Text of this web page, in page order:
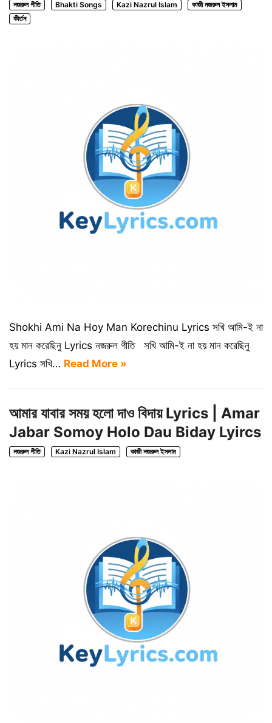
নজরুল গীতি Bhakti Songs Kazi Nazrul Islam
কাজী নজরুল ইসলাম
কীর্তন
Shokhi Ami Na Hoy Man Korechinu Lyrics সখি আমি-ই না
হয় মান করেছিনু Lyrics নজরুল গীতি সখি আমি-ই না হয় মান করেছিনু
Lyrics সখি… Read More »
আমার যাবার সময় হলো দাও বিদায় Lyrics | Amar
Jabar Somoy Holo Dau Biday Lyircs
নজরুল গীতি Kazi Nazrul Islam কাজী নজরুল ইসলাম